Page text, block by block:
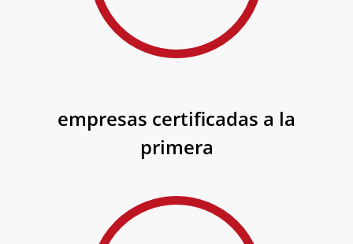
empresas certificadas a la
primera